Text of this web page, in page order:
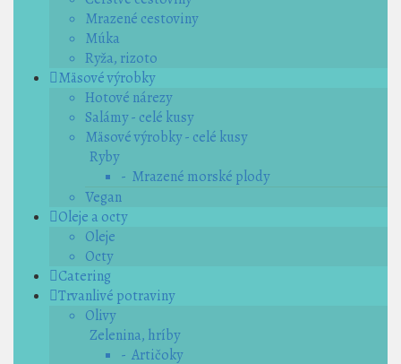
Mrazené cestoviny
Múka
Ryža, rizoto
Mäsové výrobky
Hotové nárezy
Salámy - celé kusy
Mäsové výrobky - celé kusy
Ryby
- Mrazené morské plody
Vegan
Oleje a octy
Oleje
Octy
Catering
Trvanlivé potraviny
Olivy
Zelenina, hríby
- Artičoky